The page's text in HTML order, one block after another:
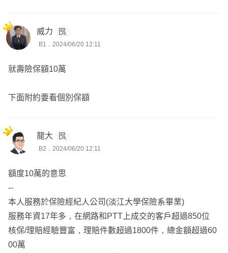
威力
B1．2024/06/20 12:11
就壽險保額10萬
下面附約要看個別保額
龍大
B2．2024/06/20 12:11
額度10萬的意思
--
本人服務於保險經紀人公司(淡江大學保險系畢業)
服務年資17年多，在網路和PTT上成交的客戶超過850位
核保/理賠經驗豐富，理賠件數超過1800件，總金額超過60
00萬